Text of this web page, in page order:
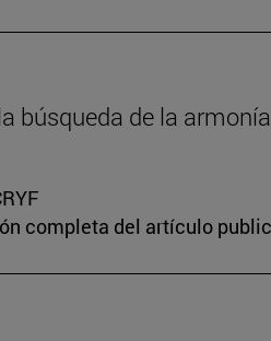
búsqueda de la
completa del artículo